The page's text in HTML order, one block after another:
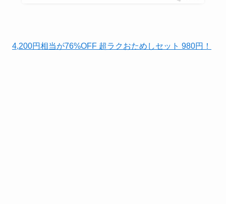
4,200円相当が76%OFF 超ラクおためしセット 980円！